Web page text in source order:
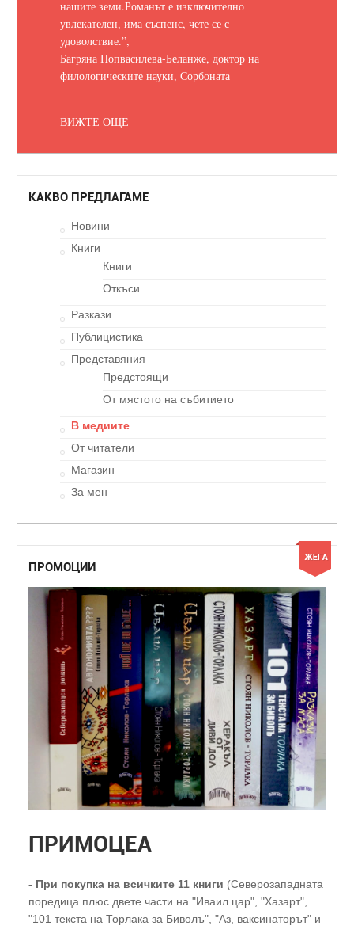
нашите земи.Романът е изключително
увлекателен, има съспенс, чете се с
удоволствие.”,
Багряна Попвасилева-Беланже, доктор на
филологическите науки, Сорбоната
ВИЖТЕ ОЩЕ
КАКВО ПРЕДЛАГАМЕ
Новини
Книги
Книги
Откъси
Разкази
Публицистика
Представяния
Предстоящи
От мястото на събитието
В медиите
От читатели
Магазин
За мен
ПРОМОЦИИ
ПРИМОЦЕА
- При покупка на всичките 11 книги (Северозападната
поредица плюс двете части на "Иваил цар", "Хазарт",
"101 текста на Торлака за Биволъ", "Аз, ваксинаторът" и